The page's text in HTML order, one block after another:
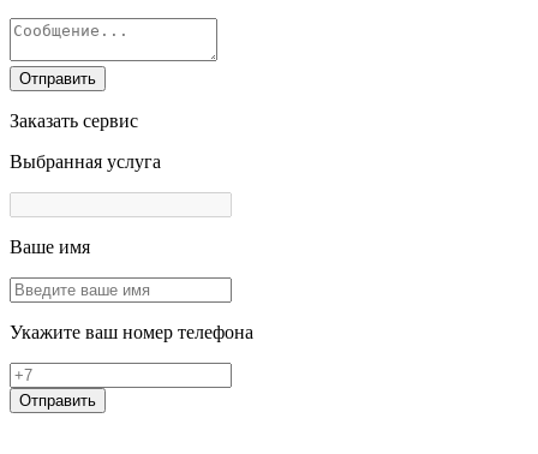
Отправить
Заказать сервис
Выбранная услуга
Ваше имя
Укажите ваш номер телефона
Отправить